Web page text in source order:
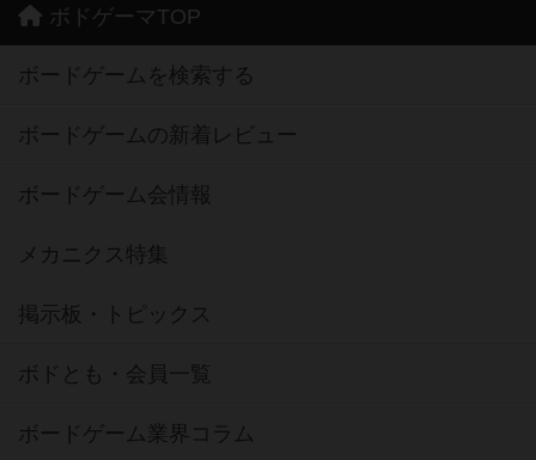
ボドゲーマTOP
ボードゲームを検索する
ボードゲームの新着レビュー
ボードゲーム会情報
メカニクス特集
掲示板・トピックス
ボドとも・会員一覧
ボードゲーム業界コラム